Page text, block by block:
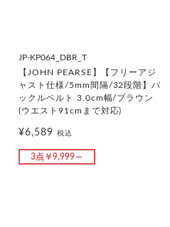
JP-KP064_DBR_T
【JOHN PEARSE】【フリーアジ
ャスト仕様/5mm間隔/32段階】バ
ックルベルト 3.0cm幅/ブラウン
(ウエスト91cmまで対応)
¥6,589 税込
3点￥9,999～